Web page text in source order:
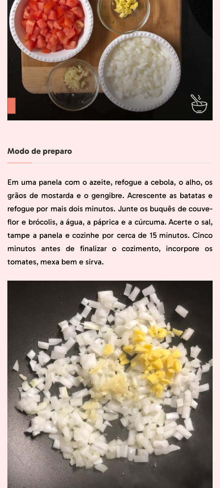
Modo de preparo
Em uma panela com o azeite, refogue a cebola, o alho, os
grãos de mostarda e o gengibre. Acrescente as batatas e
refogue por mais dois minutos. Junte os buquês de couve-
flor e brócolis, a água, a páprica e a cúrcuma. Acerte o sal,
tampe a panela e cozinhe por cerca de 15 minutos. Cinco
minutos antes de finalizar o cozimento, incorpore os
tomates, mexa bem e sirva.